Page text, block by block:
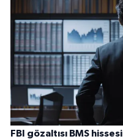
FBI gözaltısı BMS